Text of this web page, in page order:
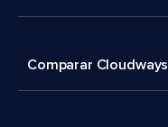
Comparar Cloudways